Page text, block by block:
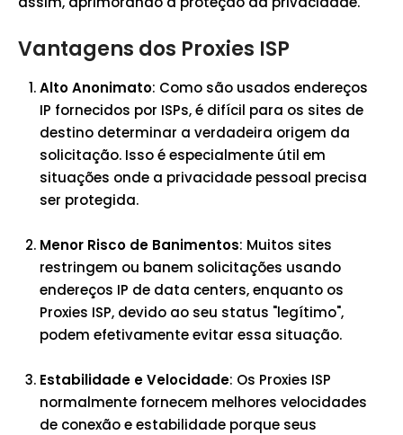
Vantagens dos Proxies ISP
Alto Anonimato: Como são usados endereços
IP fornecidos por ISPs, é difícil para os sites de
destino determinar a verdadeira origem da
solicitação. Isso é especialmente útil em
situações onde a privacidade pessoal precisa
ser protegida.
Menor Risco de Banimentos: Muitos sites
restringem ou banem solicitações usando
endereços IP de data centers, enquanto os
Proxies ISP, devido ao seu status "legítimo",
podem efetivamente evitar essa situação.
Estabilidade e Velocidade: Os Proxies ISP
normalmente fornecem melhores velocidades
de conexão e estabilidade porque seus